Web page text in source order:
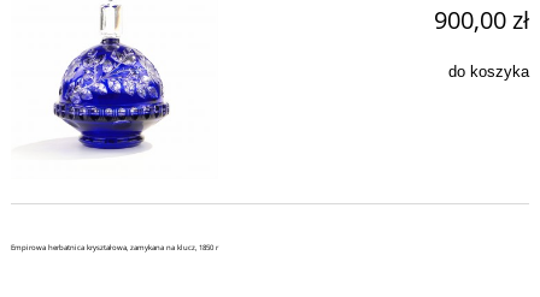
900,00 zł
do koszyka
Empirowa herbatnica kryształowa, zamykana na klucz, 1850 r